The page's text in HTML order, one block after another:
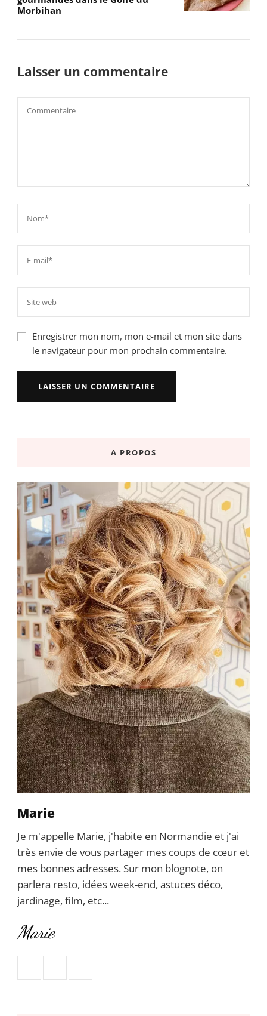
Morbihan
Laisser un commentaire
Enregistrer mon nom, mon e-mail et mon site dans
le navigateur pour mon prochain commentaire.
A PROPOS
Marie
Je m'appelle Marie, j'habite en Normandie et j'ai
très envie de vous partager mes coups de cœur et
mes bonnes adresses. Sur mon blognote, on
parlera resto, idées week-end, astuces déco,
jardinage, film, etc...
Marie